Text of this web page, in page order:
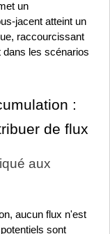
un
jacent atteint un
raccourcissant
les scénarios
:
de flux
aux
aucun flux n'est
sont